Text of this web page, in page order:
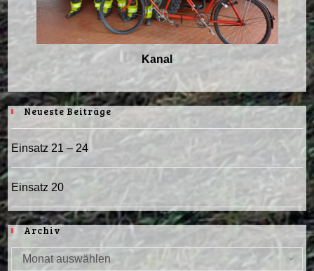
Kanal
Neueste Beiträge
Einsatz 21 – 24
Einsatz 20
Archiv
Archiv
Monat auswählen